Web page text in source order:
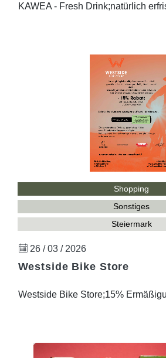
KAWEA - Fresh Drink;natürlich
Shopping
Sonstiges
Steiermark
26 / 03 / 2026
Westside Bike Store
Westside Bike Store;15%